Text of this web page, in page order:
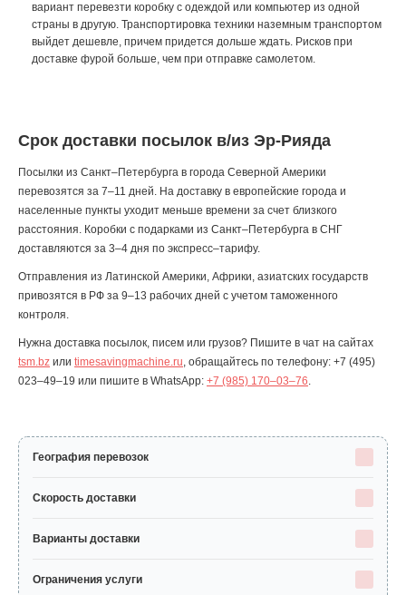
вариант перевезти коробку с одеждой или компьютер из одной
страны в другую. Транспортировка техники наземным транспортом
выйдет дешевле, причем придется дольше ждать. Рисков при
доставке фурой больше, чем при отправке самолетом.
Срок доставки посылок в/из Эр-Рияда
Посылки из Санкт–Петербурга в города Северной Америки
перевозятся за 7–11 дней. На доставку в европейские города и
населенные пункты уходит меньше времени за счет близкого
расстояния. Коробки с подарками из Санкт–Петербурга в СНГ
доставляются за 3–4 дня по экспресс–тарифу.
Отправления из Латинской Америки, Африки, азиатских государств
привозятся в РФ за 9–13 рабочих дней с учетом таможенного
контроля.
Нужна доставка посылок, писем или грузов? Пишите в чат на сайтах
tsm.bz или timesavingmachine.ru, обращайтесь по телефону: +7 (495)
023–49–19 или пишите в WhatsApp: +7 (985) 170–03–76.
География перевозок
Скорость доставки
Варианты доставки
Ограничения услуги